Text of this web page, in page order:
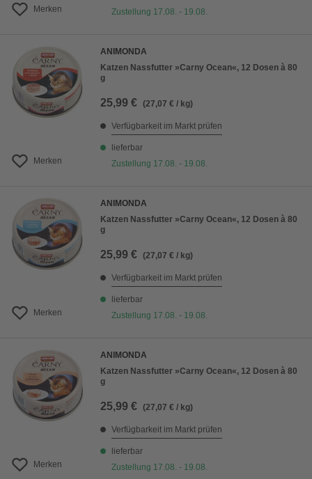
Merken
Zustellung 17.08. - 19.08.
Merken
ANIMONDA
Katzen Nassfutter »Carny Ocean«, 12 Dosen à 80
g
25,99 € (27,07 € / kg)
Verfügbarkeit im Markt prüfen
lieferbar
Zustellung 17.08. - 19.08.
Merken
ANIMONDA
Katzen Nassfutter »Carny Ocean«, 12 Dosen à 80
g
25,99 € (27,07 € / kg)
Verfügbarkeit im Markt prüfen
lieferbar
Zustellung 17.08. - 19.08.
Merken
ANIMONDA
Katzen Nassfutter »Carny Ocean«, 12 Dosen à 80
g
25,99 € (27,07 € / kg)
Verfügbarkeit im Markt prüfen
lieferbar
Zustellung 17.08. - 19.08.